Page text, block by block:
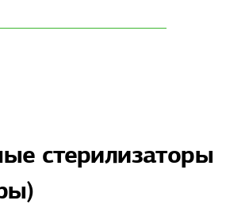
стерилизаторы